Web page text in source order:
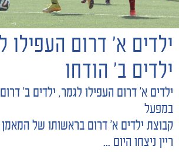
חדשות
ילדים א' דרום העפילו
ילדים ב' הודחו
ילדים א' דרום העפילו לגמר, ילדים ב'
במפעל
קבוצת ילדים א' דרום בראשותו של המאמן
ריין ניצחו היום ...